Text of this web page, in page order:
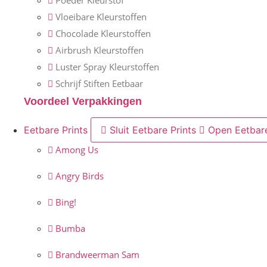
Vloeibare Kleurstoffen
Chocolade Kleurstoffen
Airbrush Kleurstoffen
Luster Spray Kleurstoffen
Schrijf Stiften Eetbaar
Voordeel Verpakkingen
Eetbare Prints Sluit Eetbare Prints
Open
Among Us
Angry Birds
Bing!
Bumba
Brandweerman Sam